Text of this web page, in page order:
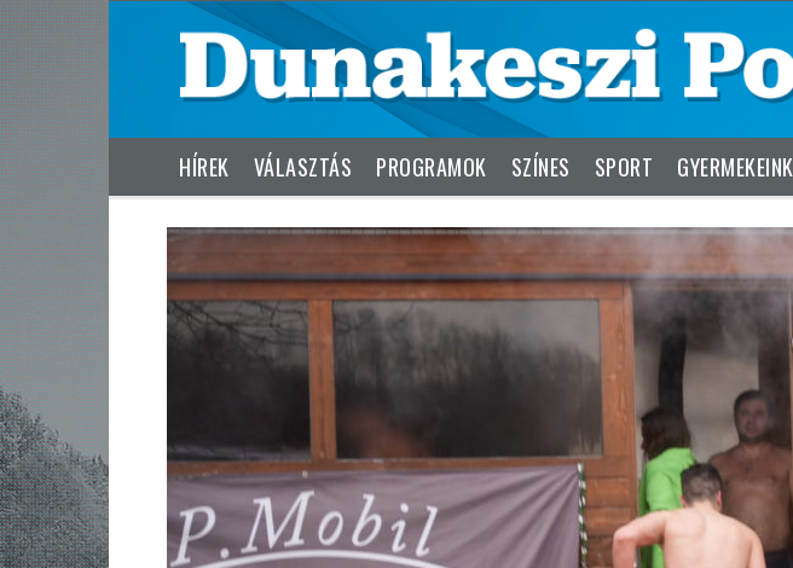
HÍREK VÁLASZTÁS PROGRAMOK SZÍNES SPORT GYERMEKEINK